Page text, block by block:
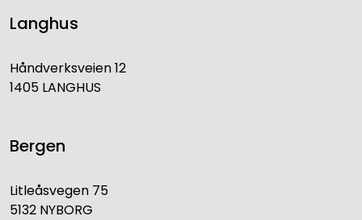
Langhus
Håndverksveien 12
1405 LANGHUS
Bergen
Litleåsvegen 75
5132 NYBORG